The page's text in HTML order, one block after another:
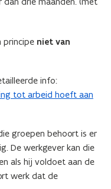
principe niet van
info:
tot arbeid hoeft aan
groepen behoort is er
De werkgever kan die
als hij voldoet aan de
werk dat de